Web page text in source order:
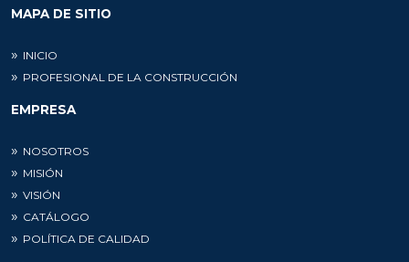
MAPA DE SITIO
INICIO
PROFESIONAL DE LA CONSTRUCCIÓN
EMPRESA
NOSOTROS
MISIÓN
VISIÓN
CATÁLOGO
POLÍTICA DE CALIDAD